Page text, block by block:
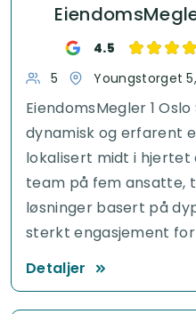
4.5
EiendomsMegler 1
dynamisk og erfarent
lokalisert midt i hjertet
team på fem ansatte,
løsninger basert på
sterkt engasjement
5 Youngstorget 5,
Detaljer